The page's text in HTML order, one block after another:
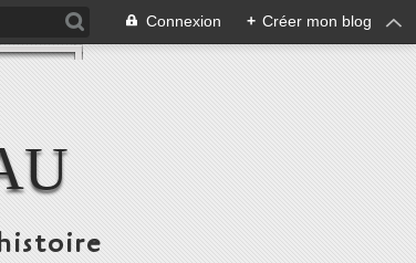
Connexion + Créer mon blog